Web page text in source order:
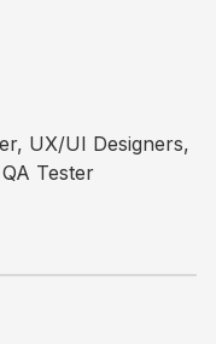
UX/UI Designers,
Tester